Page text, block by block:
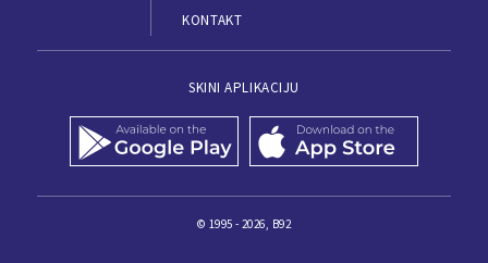
KONTAKT
SKINI APLIKACIJU
© 1995 - 2026, B92